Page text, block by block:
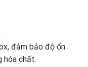
đảm bảo độ ổn
hóa chất.